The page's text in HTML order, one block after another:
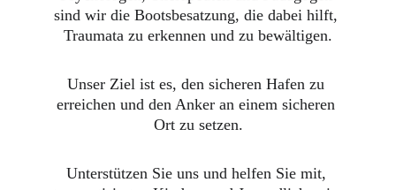
sind wir die Bootsbesatzung, die dabei hilft,
Traumata zu erkennen und zu bewältigen.
Unser Ziel ist es, den sicheren Hafen zu
erreichen und den Anker an einem sicheren
Ort zu setzen.
Unterstützen Sie uns und helfen Sie mit,